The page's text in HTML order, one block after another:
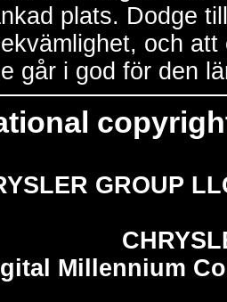
plats. Dodge
och
går i god för den
GROUP
Millennium